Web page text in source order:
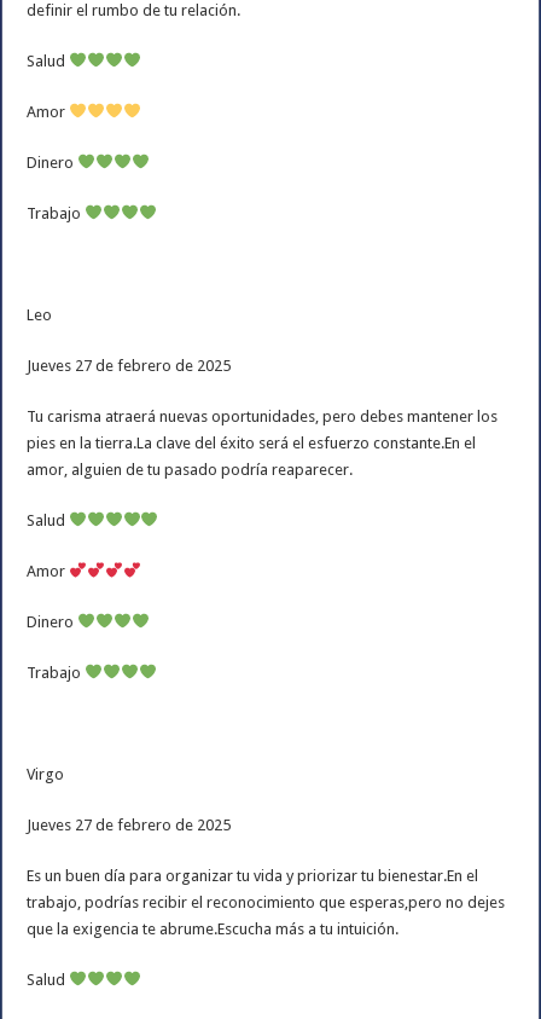
definir el rumbo de tu relación.
Salud
Amor
Dinero
Trabajo
Leo
Jueves 27 de febrero de 2025
Tu carisma atraerá nuevas oportunidades, pero debes mantener los
pies en la tierra.La clave del éxito será el esfuerzo constante.En el
amor, alguien de tu pasado podría reaparecer.
Salud
Amor
Dinero
Trabajo
Virgo
Jueves 27 de febrero de 2025
Es un buen día para organizar tu vida y priorizar tu bienestar.En el
trabajo, podrías recibir el reconocimiento que esperas,pero no dejes
que la exigencia te abrume.Escucha más a tu intuición.
Salud